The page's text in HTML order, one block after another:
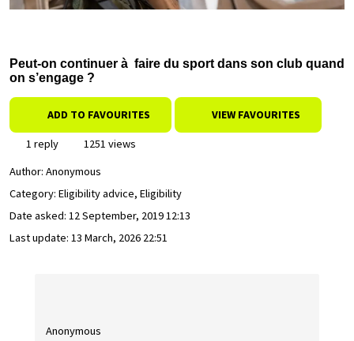
Peut-on continuer à faire du sport dans son club quand
on s’engage ?
ADD TO FAVOURITES VIEW FAVOURITES
1 reply
1251 views
Author: Anonymous
Category: Eligibility advice, Eligibility
Date asked: 12 September, 2019 12:13
Last update: 13 March, 2026 22:51
Anonymous